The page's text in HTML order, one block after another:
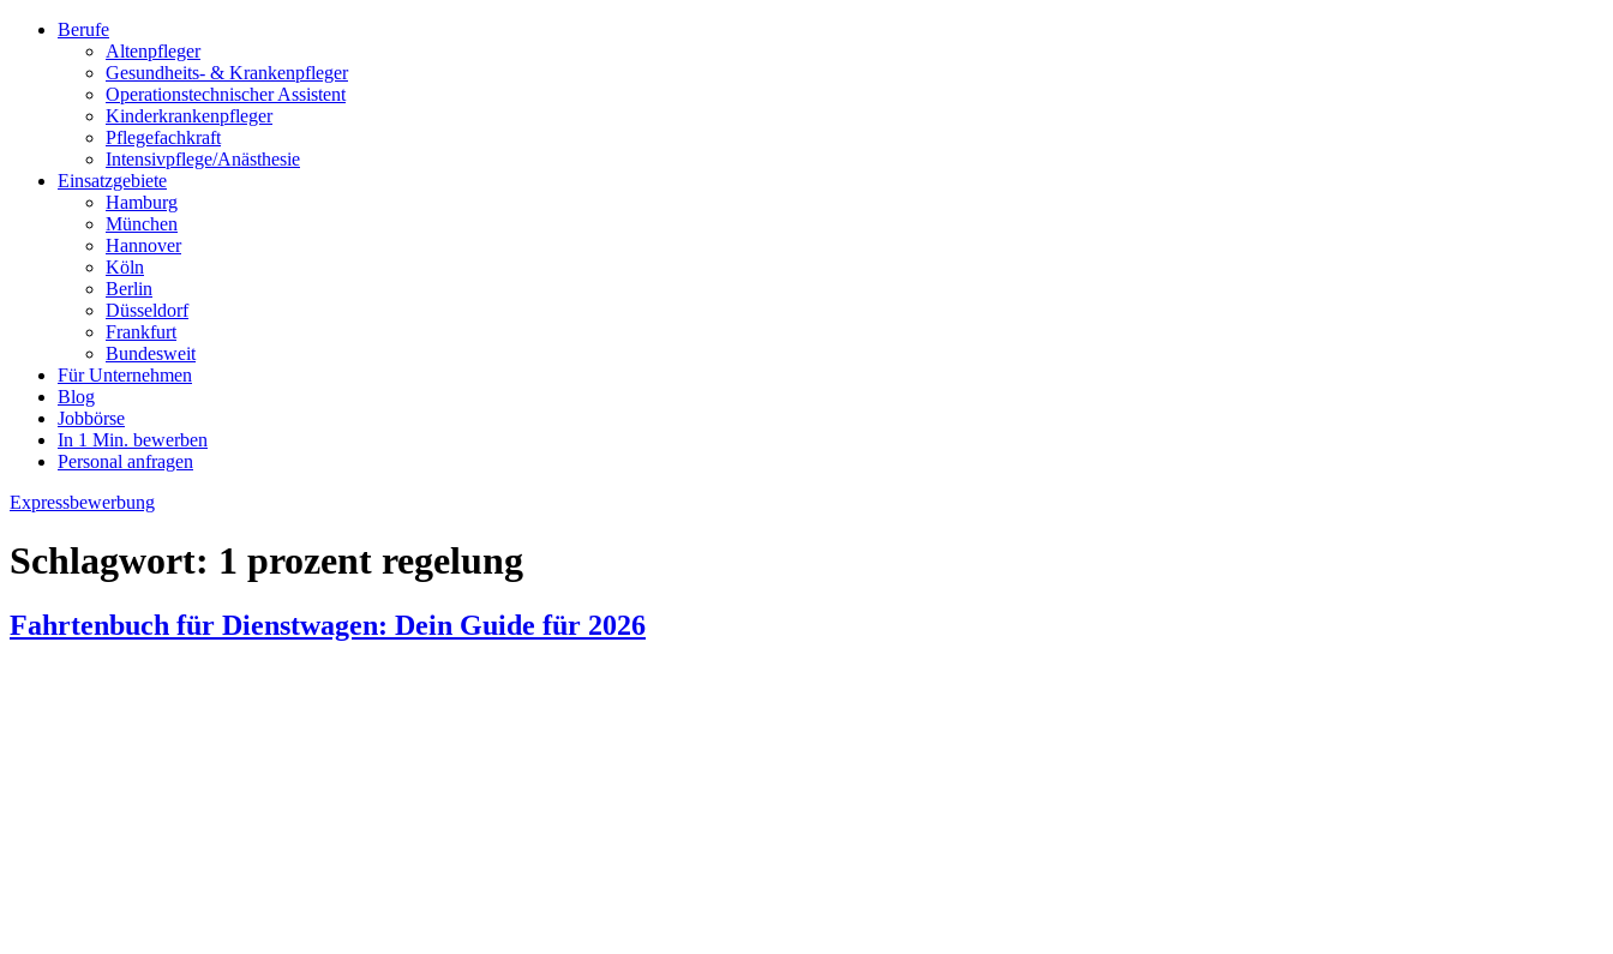
Berufe
Altenpfleger
Gesundheits- & Krankenpfleger
Operationstechnischer Assistent
Kinderkrankenpfleger
Pflegefachkraft
Intensivpflege/Anästhesie
Einsatzgebiete
Hamburg
München
Hannover
Köln
Berlin
Düsseldorf
Frankfurt
Bundesweit
Für Unternehmen
Blog
Jobbörse
In 1 Min. bewerben
Personal anfragen
Expressbewerbung
Schlagwort: 1 prozent regelung
Fahrtenbuch für Dienstwagen: Dein Guide für 2026